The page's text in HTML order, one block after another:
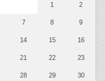
1 2
7 8 9
14 15 16
21 22 23
28 29 30